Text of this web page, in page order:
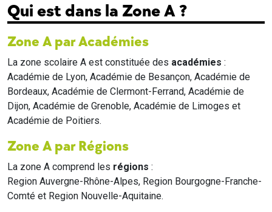
Qui est dans la Zone A ?
Zone A par Académies
La zone scolaire A est constituée des académies :
Académie de Lyon, Académie de Besançon, Académie de
Bordeaux, Académie de Clermont-Ferrand, Académie de
Dijon, Académie de Grenoble, Académie de Limoges et
Académie de Poitiers.
Zone A par Régions
La zone A comprend les régions :
Region Auvergne-Rhône-Alpes, Region Bourgogne-Franche-
Comté et Region Nouvelle-Aquitaine.